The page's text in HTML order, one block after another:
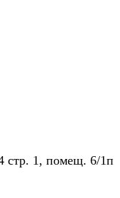
стр. 1, помещ. 6/1п